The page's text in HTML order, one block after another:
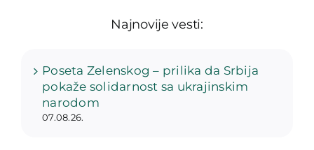
Najnovije vesti:
Poseta Zelenskog – prilika da Srbija
pokaže solidarnost sa ukrajinskim
narodom
07.08.26.